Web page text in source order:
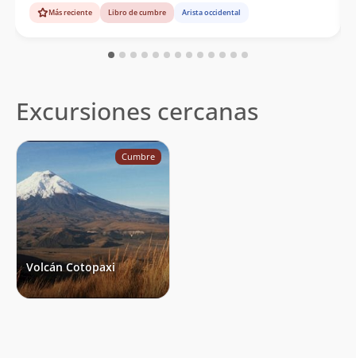
Más reciente Libro de cumbre Arista occidental
Excursiones cercanas
Cumbre
Volcán Cotopaxi